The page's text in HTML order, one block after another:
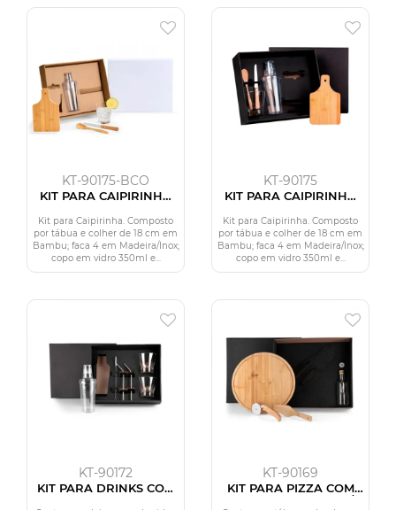
KT-90175-BCO
KIT PARA CAIPIRINHA
PÇS
Kit para Caipirinha. Composto
por tábua e colher de 18 cm em
Bambu; faca 4 em Madeira/Inox;
copo em vidro 350ml e...
KT-90175
KIT PARA CAIPIRINHA
PÇS
Kit para Caipirinha. Composto
por tábua e colher de 18 cm em
Bambu; faca 4 em Madeira/Inox;
copo em vidro 350ml e...
KT-90172
KIT PARA DRINKS COM
KT-90169
KIT PARA PIZZA COM
GARRAFA - BAMBU /